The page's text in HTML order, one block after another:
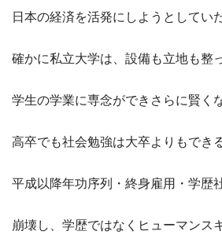
日本の経済を活発にしようとしていた
確かに私立大学は、設備も立地も整
学生の学業に専念ができさらに賢く
高卒でも社会勉強は大卒よりもでき
平成以降年功序列・終身雇用・学歴
崩壊し、学歴ではなくヒューマンス